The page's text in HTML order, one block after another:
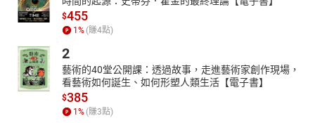
這不是一份患者指南，這是一本對一個既複雜又有挑戰性的論
題進行非常（非常）簡短介紹兼選擇性評論的書。
** 《焦慮》**
就像快樂、悲傷或憤怒一樣，焦慮是一種基本情緒，是人之所
以為人相當核心的一部分。如果要你回想上次覺得焦慮的時刻，毫
無疑問，不必回溯到太久以前。不過形式較嚴重的焦慮，也是最常
見的心理疾病類型，世界各地有數百萬人隨時都會受到影響。
$455
1 % (賺4點)
2
藝術的40堂公開課：透過故事，走進藝術家創作現場，
看藝術如何誕生、如何形塑人類生活【電子書】
$385
1 % (賺3點)